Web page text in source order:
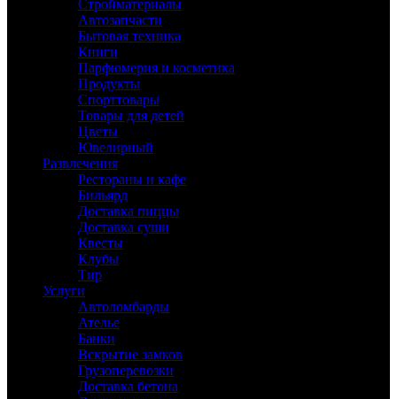
Стройматериалы
Автозапчасти
Бытовая техника
Книги
Парфюмерия и косметика
Продукты
Спорттовары
Товары для детей
Цветы
Ювелирный
Развлечения
Рестораны и кафе
Бильярд
Доставка пиццы
Доставка суши
Квесты
Клубы
Тир
Услуги
Автоломбарды
Ателье
Банки
Вскрытие замков
Грузоперевозки
Доставка бетона